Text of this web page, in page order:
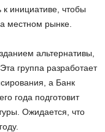
инициативе, чтобы
местном рынке.
альтернативы,
группа разработает
а Банк
года подготовит
Ожидается, что